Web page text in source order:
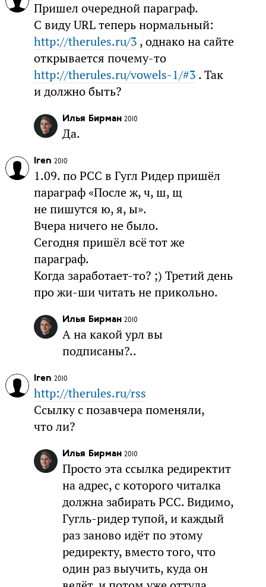
Пришел очередной параграф.
С виду URL теперь нормальный:
http://therules.ru/3 , однако на сайте
открывается почему-то
http://therules.ru/vowels-1/#3 . Так
и должно быть?
Илья Бирман 2010
Да.
Iren 2010
1.09. по РСС в Гугл Ридер пришёл
параграф «После ж, ч, ш, щ
не пишутся ю, я, ы».
Вчера ничего не было.
Сегодня пришёл всё тот же
параграф.
Когда заработает-то? ;) Третий день
про жи-ши читать не прикольно.
Илья Бирман 2010
А на какой урл вы
подписаны?..
Iren 2010
http://therules.ru/rss
Ссылку с позавчера поменяли,
что ли?
Илья Бирман 2010
Просто эта ссылка редиректит
на адрес, с которого читалка
должна забирать РСС. Видимо,
Гугль-ридер тупой, и каждый
раз заново идёт по этому
редиректу, вместо того, что
один раз выучить, куда он